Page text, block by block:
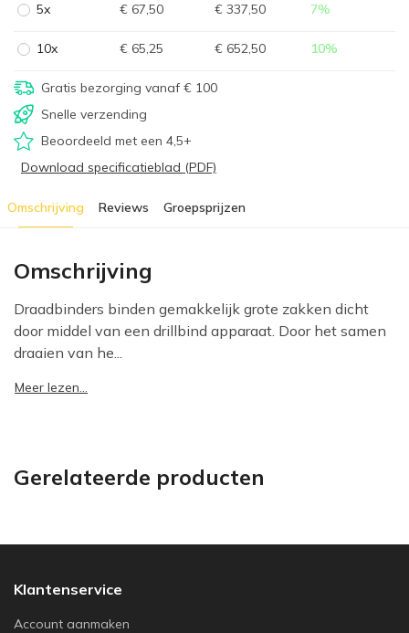
5x € 67,50 € 337,50 7%
10x € 65,25 € 652,50 10%
Gratis bezorging vanaf € 100
Snelle verzending
Beoordeeld met een 4,5+
Download specificatieblad (PDF)
Omschrijving Reviews Groepsprijzen
Omschrijving
Draadbinders binden gemakkelijk grote zakken dicht
door middel van een drillbind apparaat. Door het samen
draaien van he...
Meer lezen...
Gerelateerde producten
Klantenservice
Account aanmaken